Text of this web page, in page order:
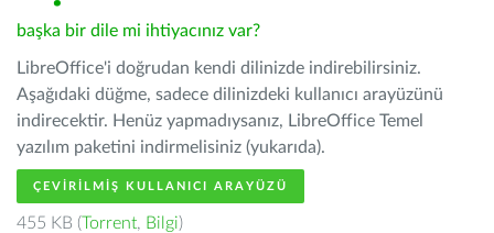
başka bir dile mi ihtiyacınız var?
LibreOffice'i doğrudan kendi dilinizde indirebilirsiniz.
Aşağıdaki düğme, sadece dilinizdeki kullanıcı arayüzünü
indirecektir. Henüz yapmadıysanız, LibreOffice Temel
yazılım paketini indirmelisiniz (yukarıda).
ÇEVIRILMIŞ KULLANICI ARAYÜZÜ
455 KB (Torrent, Bilgi)